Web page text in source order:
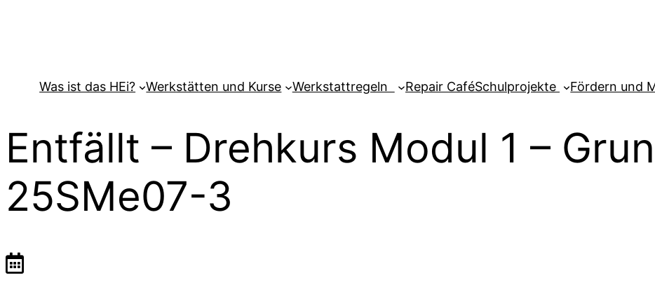
Was ist das HEi? Werkstätten und Kurse Werkstattregeln Repair CaféSchulprojekte Fördern und
Entfällt – Drehkurs Modul 1 –
25SMe07-3